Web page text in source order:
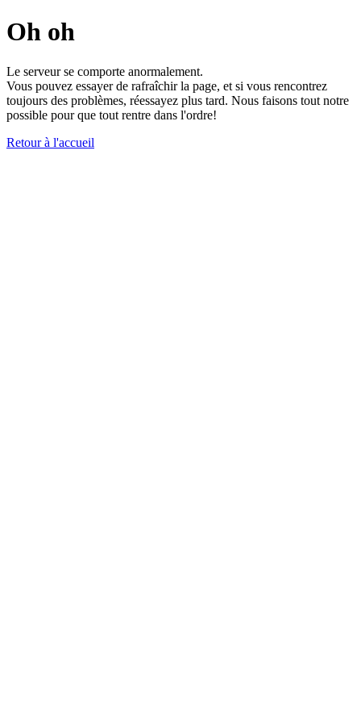
Oh oh
Le serveur se comporte anormalement.
Vous pouvez essayer de rafraîchir la page, et si vous rencontrez
toujours des problèmes, réessayez plus tard. Nous faisons tout notre
possible pour que tout rentre dans l'ordre!
Retour à l'accueil